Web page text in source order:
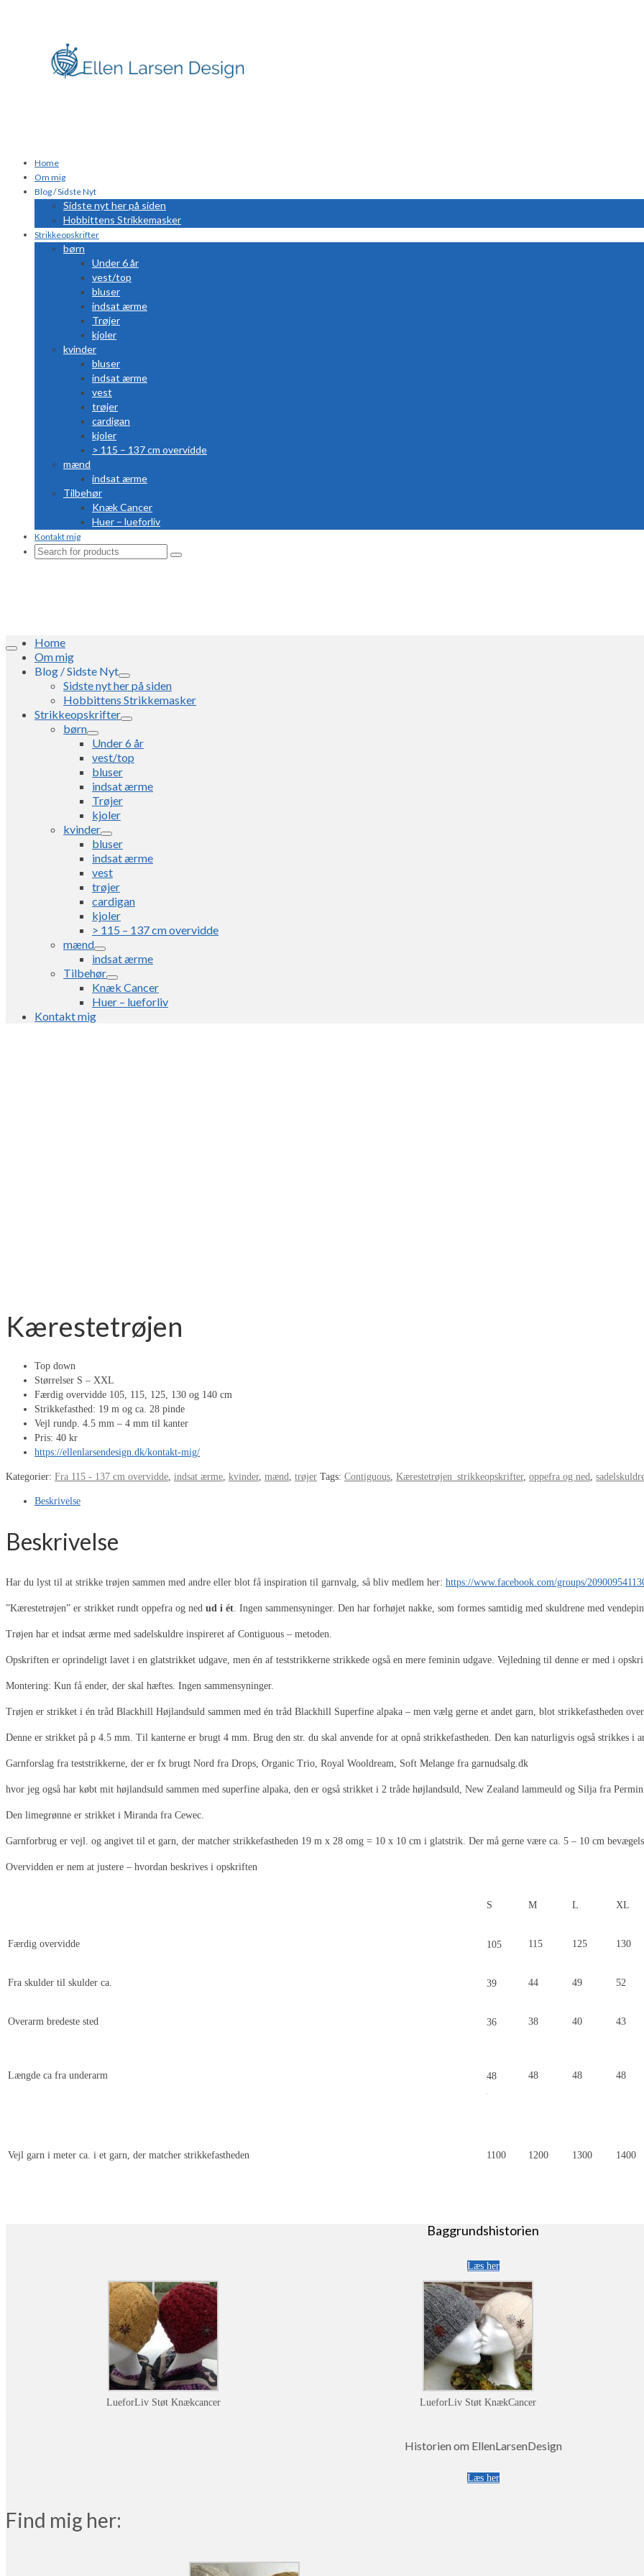
Home
Om mig
Blog / Sidste Nyt
Sidste nyt her på siden
Hobbittens Strikkemasker
Strikkeopskrifter
børn
Under 6 år
vest/top
bluser
indsat ærme
Trøjer
kjoler
kvinder
bluser
indsat ærme
vest
trøjer
cardigan
kjoler
> 115 – 137 cm overvidde
mænd
indsat ærme
Tilbehør
Knæk Cancer
Huer – lueforliv
Kontakt mig
Search
Home
Om mig
Blog / Sidste Nyt
Sidste nyt her på siden
Hobbittens Strikkemasker
Strikkeopskrifter
børn
Under 6 år
vest/top
bluser
indsat ærme
Trøjer
kjoler
kvinder
bluser
indsat ærme
vest
trøjer
cardigan
kjoler
> 115 – 137 cm overvidde
mænd
indsat ærme
Tilbehør
Knæk Cancer
Huer – lueforliv
Kontakt mig
Kærestetrøjen
Top down
Størrelser S – XXL
Færdig overvidde 105, 115, 125, 130 og 140 cm
Strikkefasthed: 19 m og ca. 28 pinde
Vejl rundp. 4.5 mm – 4 mm til kanter
Pris: 40 kr
https://ellenlarsendesign.dk/kontakt-mig/
Kategorier: Fra 115 - 137 cm overvidde indsat ærme kvinder, mænd trøjer Tags: Contiguous Kærestetrøjen_strikkeopskrifter, oppefra og ned
Beskrivelse
Beskrivelse
Har du lyst til at strikke trøjen sammen med andre eller blot få inspiration til garnvalg, så bliv medlem her: https://www.facebook.com/groups/
”Kærestetrøjen” er strikket rundt oppefra og ned ud i ét. Ingen sammensyninger. Den har forhøjet nakke, som formes samtidig med skuldrene med
Trøjen har et indsat ærme med sadelskuldre inspireret af Contiguous – metoden.
Opskriften er oprindeligt lavet i en glatstrikket udgave, men én af teststrikkerne strikkede også en mere feminin udgave. Vejledning til denne er med i
Montering: Kun få ender, der skal hæftes. Ingen sammensyninger.
Trøjen er strikket i én tråd Blackhill Højlandsuld sammen med én tråd Blackhill Superfine alpaka – men vælg gerne et andet garn, blot strikkefastheden
Denne er strikket på p 4.5 mm. Til kanterne er brugt 4 mm. Brug den str. du skal anvende for at opnå strikkefastheden. Den kan naturligvis også strikkes i
Garnforslag fra teststrikkerne, der er fx brugt Nord fra Drops, Organic Trio, Royal Wooldream, Soft Melange fra garnudsalg.dk
hvor jeg også har købt mit højlandsuld sammen med superfine alpaka, den er også strikket i 2 tråde højlandsuld, New Zealand lammeuld og Silja fra
Den limegrønne er strikket i Miranda fra Cewec.
Garnforbrug er vejl. og angivet til et garn, der matcher strikkefastheden 19 m x 28 omg = 10 x 10 cm i glatstrik. Der må gerne være ca. 5 – 10 cm
Overvidden er nem at justere – hvordan beskrives i opskriften
S M L XL
Færdig overvidde 105 115 125 130
Fra skulder til skulder ca. 39 44 49 52
Overarm bredeste sted 36 38 40 43
Længde ca fra underarm 48 48 48 48
Vejl garn i meter ca. i et garn, der matcher strikkefastheden 1100 1200 1300 1400
Baggrundshistorien
Læs her
LueforLiv Støt Knækcancer LueforLiv Støt KnækCancer
Historien om EllenLarsenDesign
Læs her
Find mig her: